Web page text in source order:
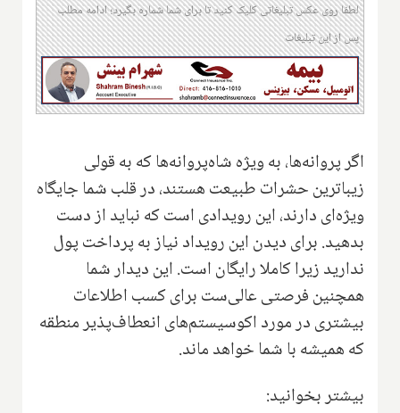
لطفا روی عکس تبلیغاتی کلیک کنید تا برای شما شماره بگیرد؛ ادامه مطلب
پس از این تبلیغات
اگر پروانه‌ها، به ویژه شاه‌پروانه‌ها که به قولی
زیباترین حشرات طبیعت هستند، در قلب شما جایگاه
ویژه‌ای دارند، این رویدادی است که نباید از دست
بدهید. برای دیدن این رویداد نیاز به پرداخت پول
ندارید زیرا کاملا رایگان است. این دیدار شما
همچنین فرصتی عالی‌ست برای کسب اطلاعات
بیشتری در مورد اکوسیستم‌های انعطاف‌پذیر منطقه
که همیشه با شما خواهد ماند.
بیشتر بخوانید: